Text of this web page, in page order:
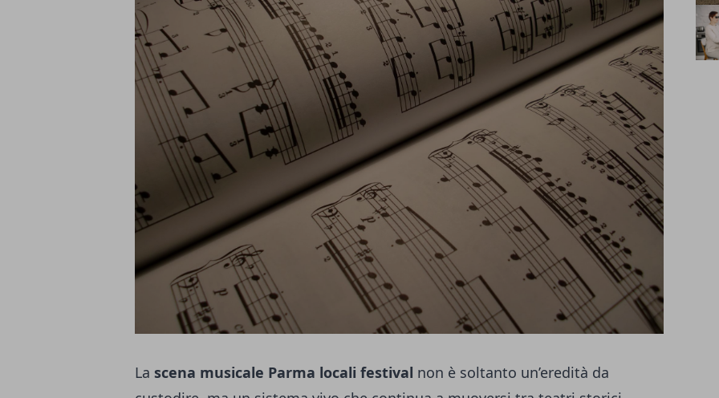
La scena musicale Parma locali festival non è soltanto un’eredità da